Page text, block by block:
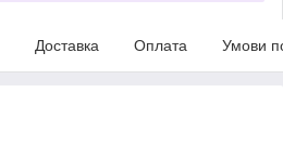
Доставка Оплата Умови